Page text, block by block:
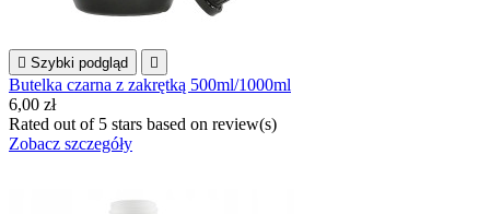
 Szybki podgląd 
Butelka czarna z zakrętką 500ml/1000ml
6,00 zł
Rated out of 5 stars based on review(s)
Zobacz szczegóły